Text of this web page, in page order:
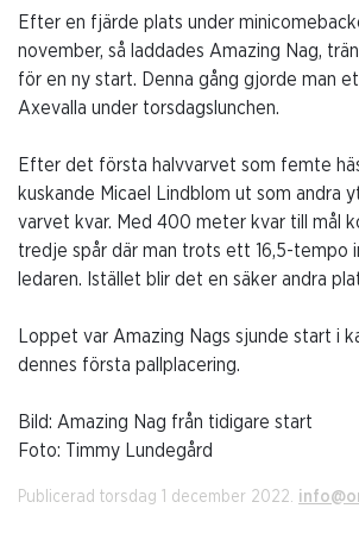
Efter en fjärde plats under
november, så laddades Amazing Nag,
för en ny start. Denna gång gjorde man
Axevalla under torsdagslunchen.
Efter det första halvvarvet som femte
kuskande Micael Lindblom ut som andra
varvet kvar. Med 400 meter kvar till mål
tredje spår där man trots ett 16,5-tempo
ledaren. Istället blir det en säker andra
Loppet var Amazing Nags sjunde start i
dennes första pallplacering.
Bild: Amazing Nag från tidigare start
Foto: Timmy Lundegård
Publicerad torsdag 1 december 2022.